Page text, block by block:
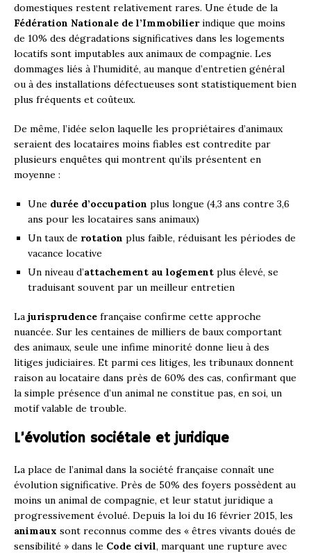
domestiques restent relativement rares. Une étude de la
Fédération Nationale de l’Immobilierindique que moins
de 10% des dégradations significatives dans les logements
locatifs sont imputables aux animaux de compagnie. Les
dommages liés à l’humidité, au manque d’entretien général
ou à des installations défectueuses sont statistiquement bien
plus fréquents et coûteux.
De même, l’idée selon laquelle les propriétaires d’animaux
seraient des locataires moins fiables est contredite par
plusieurs enquêtes qui montrent qu’ils présentent en
moyenne :
Une durée d’occupation plus longue (4,3 ans contre 3,6
ans pour les locataires sans animaux)
Un taux de rotation plus faible, réduisant les périodes de
vacance locative
Un niveau d’attachement au logement plus élevé, se
traduisant souvent par un meilleur entretien
La jurisprudence française confirme cette approche
nuancée. Sur les centaines de milliers de baux comportant
des animaux, seule une infime minorité donne lieu à des
litiges judiciaires. Et parmi ces litiges, les tribunaux donnent
raison au locataire dans près de 60% des cas, confirmant que
la simple présence d’un animal ne constitue pas, en soi, un
motif valable de trouble.
L’évolution sociétale et juridique
La place de l’animal dans la société française connaît une
évolution significative. Près de 50% des foyers possèdent au
moins un animal de compagnie, et leur statut juridique a
progressivement évolué. Depuis la loi du 16 février 2015, les
animaux sont reconnus comme des « êtres vivants doués de
sensibilité » dans le Code civil, marquant une rupture avec